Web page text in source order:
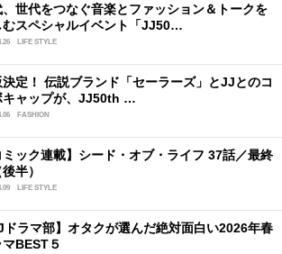
、世代をつなぐ音楽とファッション＆トークを
むスペシャルイベント「JJ50…
LIFE STYLE
決定！ 伝説ブランド「セーラーズ」とJJとのコ
キャップが、JJ50th …
FASHION
ミック連載】シード・オブ・ライフ 37話／最終
半）
LIFE STYLE
ドラマ部】オタクが選んだ絶対面白い2026年春
マBEST５